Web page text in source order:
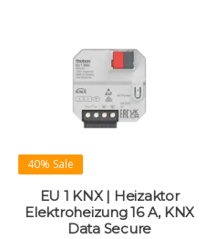
40% Sale
EU 1 KNX | Heizaktor
Elektroheizung 16 A, KNX
Data Secure